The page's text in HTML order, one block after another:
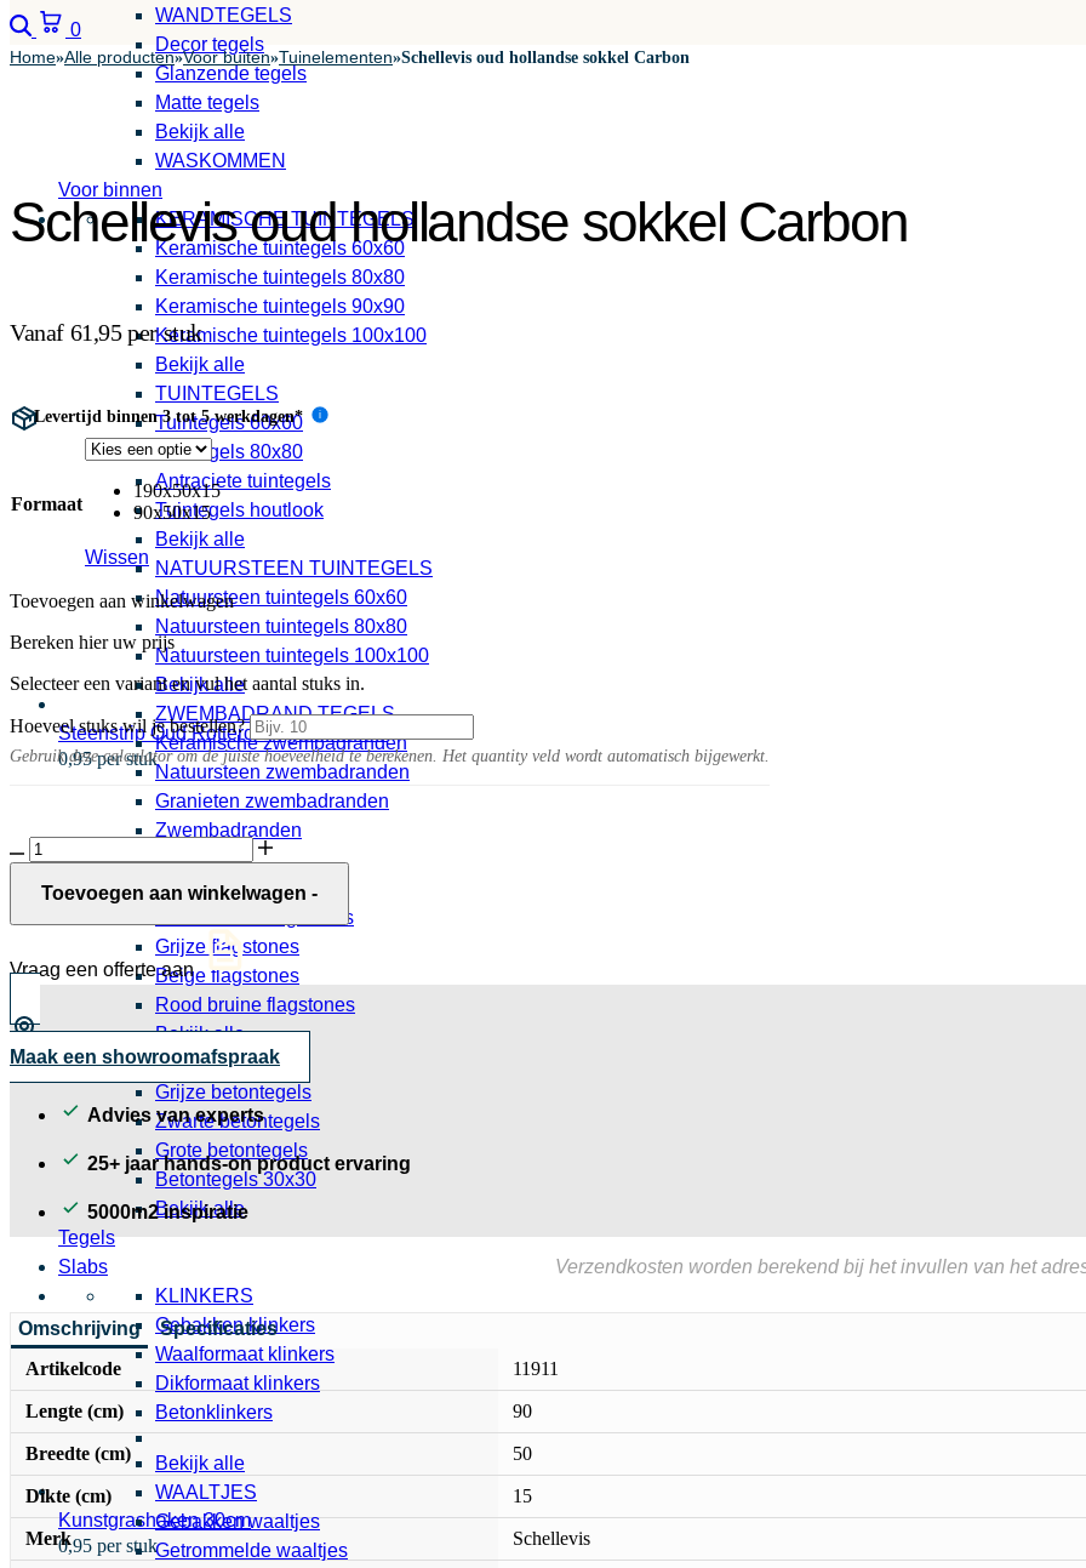
Steenstrip Oud Rotterdam getrommeld
0,95 per stuk
Kunstgrashaken 30cm
0,95 per stuk
WANDTEGELS
Decor tegels
Glanzende tegels
Matte tegels
Bekijk alle
WASKOMMEN
Voor binnen
KERAMISCHE TUINTEGELS
Keramische tuintegels 60x60
Keramische tuintegels 80x80
Keramische tuintegels 90x90
Keramische tuintegels 100x100
Bekijk alle
TUINTEGELS
Tuintegels 60x60
Tuintegels 80x80
Antraciete tuintegels
Tuintegels houtlook
Bekijk alle
NATUURSTEEN TUINTEGELS
Natuursteen tuintegels 60x60
Natuursteen tuintegels 80x80
Natuursteen tuintegels 100x100
Bekijk alle
ZWEMBADRAND TEGELS
Keramische zwembadranden
Natuursteen zwembadranden
Granieten zwembadranden
Zwembadranden
Bekijk alle
FLAGSTONES
Natuursteen flagstones
Grijze flagstones
Beige flagstones
Rood bruine flagstones
Bekijk alle
BETONTEGELS
Grijze betontegels
Zwarte betontegels
Grote betontegels
Betontegels 30x30
Bekijk alle
Tegels
Slabs
KLINKERS
Gebakken klinkers
Waalformaat klinkers
Dikformaat klinkers
Betonklinkers
Bekijk alle
WAALTJES
Gebakken waaltjes
Getrommelde waaltjes
Zoeken
0 Winkelwagen
Home»Alle producten»Voor buiten»Tuinelementen»Schellevis oud hollandse sokkel Carbon
Schellevis oud hollandse sokkel Carbon
Vanaf 61,95 per stuk
Levertijd binnen 3 tot 5 werkdagen* i
Formaat
190x50x15
90x50x15
Wissen
Toevoegen aan winkelwagen
Bereken hier uw prijs
Selecteer een variant en vul het aantal stuks in.
Hoeveel stuks wil je bestellen?
Gebruik deze calculator om de juiste hoeveelheid te berekenen. Het quantity veld wordt automatisch bijgewerkt.
Schellevis
oud
hollandse
Toevoegen aan winkelwagen -
Vraag een offerte aan
Maak een showroomafspraak
Advies van experts
25+ jaar hands-on product ervaring
5000m2 inspiratie
Verzendkosten worden berekend bij het invullen van het
Omschrijving
Specificaties
Artikelcode
11911
Lengte (cm) 90
Breedte (cm) 50
Dikte (cm) 15
Merk Schellevis